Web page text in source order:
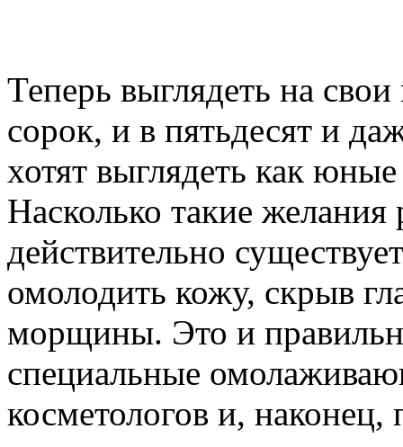
Теперь выглядеть на
сорок, и в пятьдесят и
хотят выглядеть как
Насколько такие
действительно
омолодить кожу, скрыв
морщины. Это и
специальные
косметологов и, наконец,